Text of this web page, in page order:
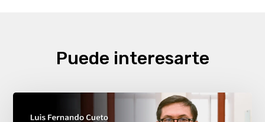
Puede interesarte